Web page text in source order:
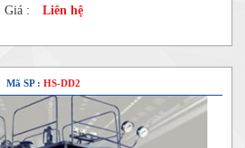
Giá : Liên hệ
Mã SP : HS-DD2